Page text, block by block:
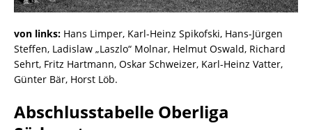
von links: Hans Limper, Karl-Heinz Spikofski, Hans-Jürgen
Steffen, Ladislaw „Laszlo“ Molnar, Helmut Oswald, Richard
Sehrt, Fritz Hartmann, Oskar Schweizer, Karl-Heinz Vatter,
Günter Bär, Horst Löb.
Abschlusstabelle Oberliga